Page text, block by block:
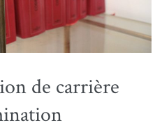
de carrière